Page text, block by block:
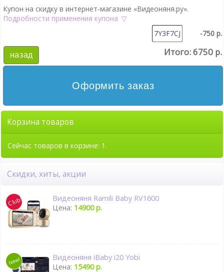
Купон на скидку в интернет-магазине «Видеоняня.ру».
Подробности применения купона
-750 р.
назад Итого:6750 р.
Оформить заказ
Корзина товаров
Сейчас товаров в корзине: 1.
Скидки, хиты, акции
Видеоняня Ramili Baby RV1600
Цена: 14900 р.
Видеоняня iBaby i20 Yobi
Цена: 15490 р.